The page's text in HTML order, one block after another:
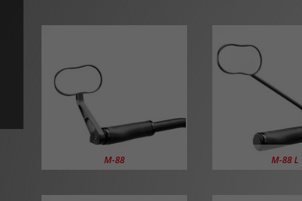
M-88 M-88 L